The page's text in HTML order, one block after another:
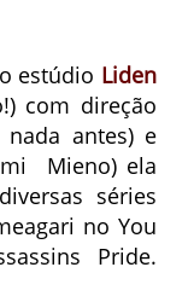
estúdio Liden
com direção
antes) e
Mieno) ela
séries
no You
Pride.